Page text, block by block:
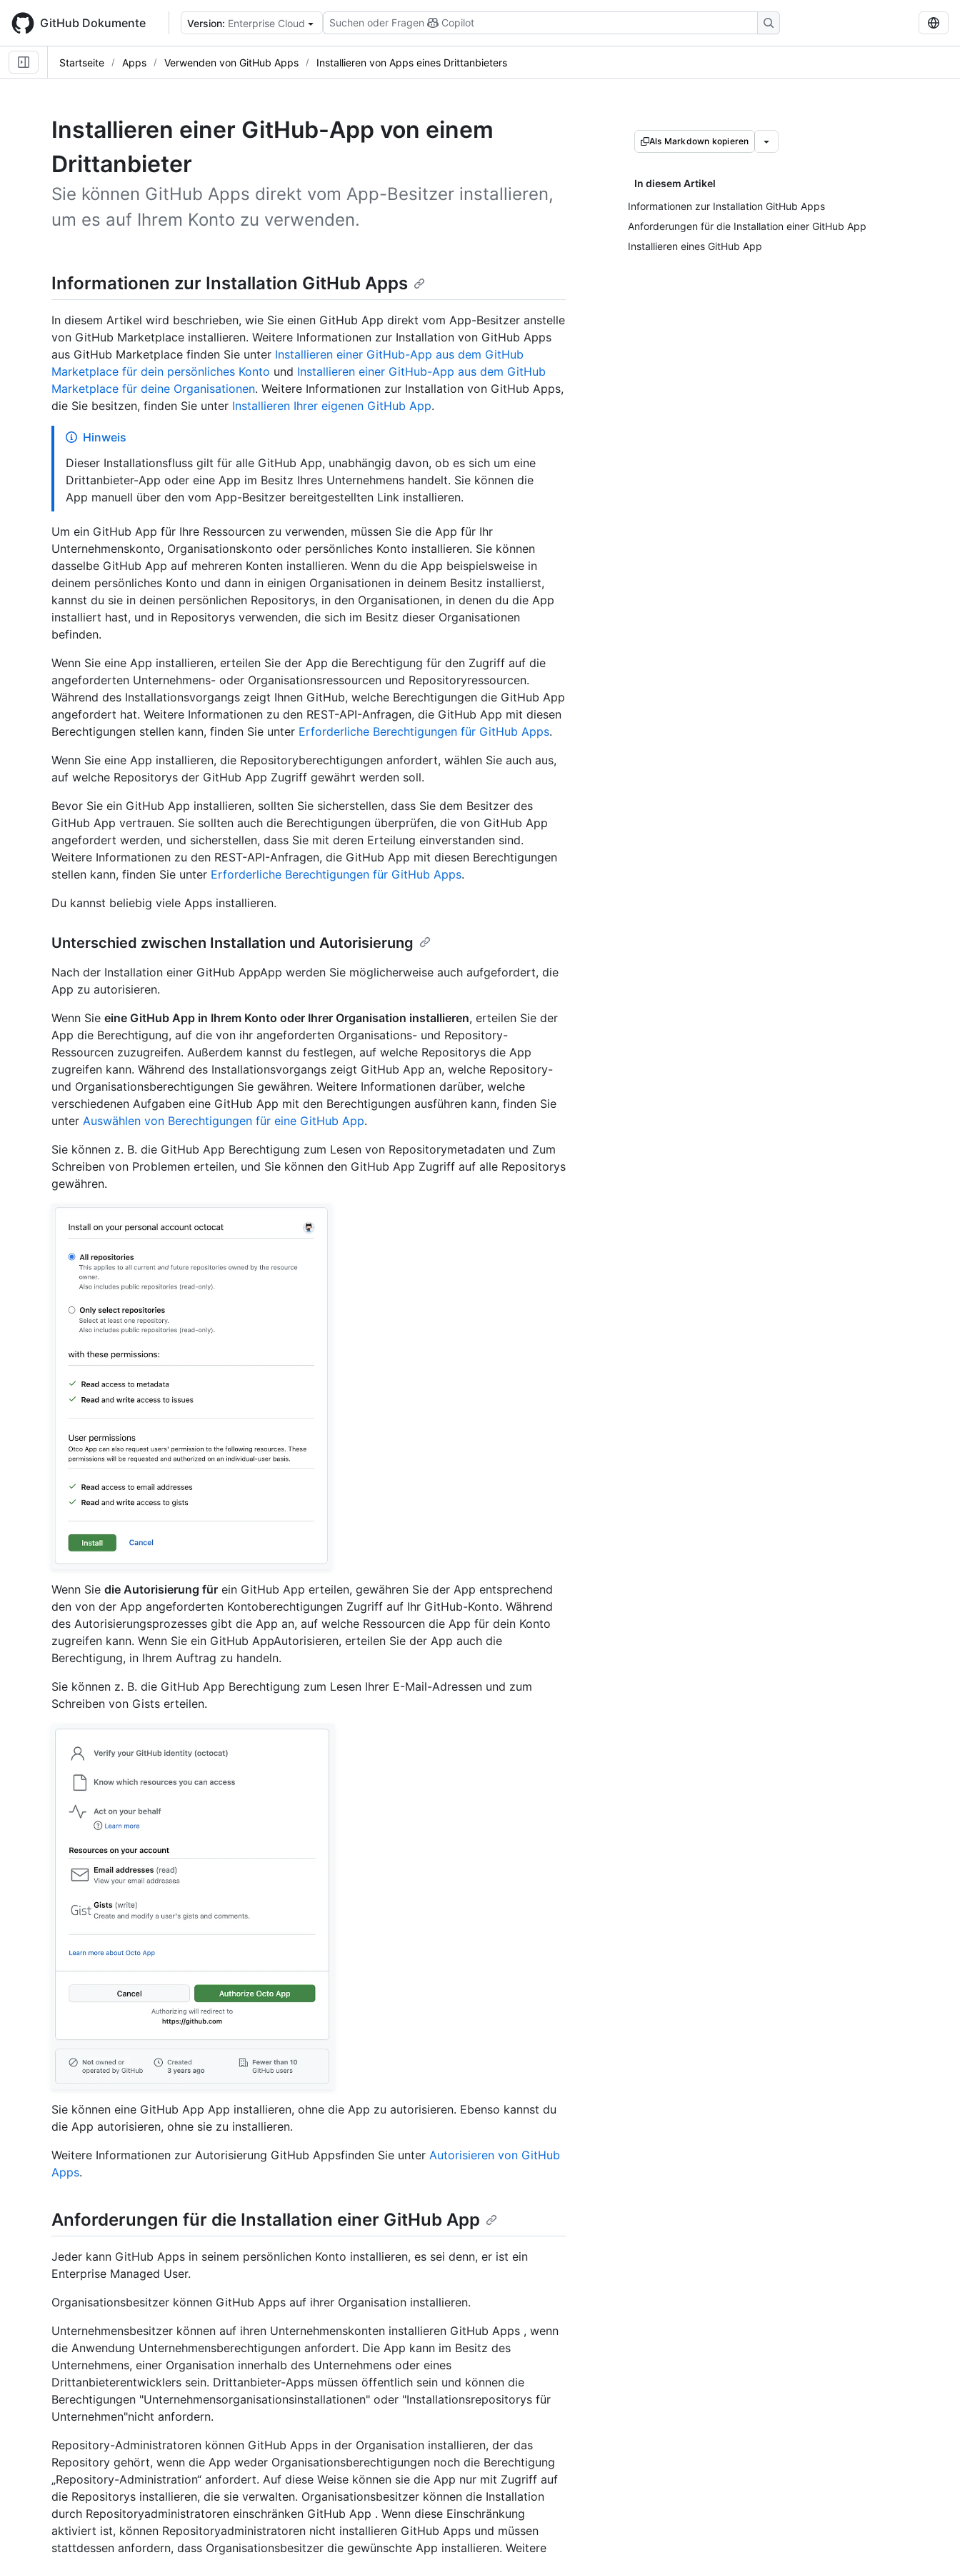
main
content
GitHub Dokumente Version: Enterprise Cloud Suchen oder Fragen Copilot
Startseite Apps Verwenden von GitHub Apps Installieren von Apps eines Drittanbieters
Installieren einer GitHub-App von einem
Drittanbieter
Sie können GitHub Apps direkt vom App-Besitzer installieren,
um es auf Ihrem Konto zu verwenden.
Als Markdown kopieren
In diesem Artikel
Informationen zur Installation GitHub Apps
Anforderungen für die Installation einer GitHub App
Installieren eines GitHub App
Informationen zur Installation GitHub Apps
In diesem Artikel wird beschrieben, wie Sie einen GitHub App direkt vom App-Besitzer anstelle
von GitHub Marketplace installieren. Weitere Informationen zur Installation von GitHub Apps
aus GitHub Marketplace finden Sie unter Installieren einer GitHub-App aus dem GitHub
Marketplace für dein persönliches Konto und Installieren einer GitHub-App aus dem GitHub
Marketplace für deine Organisationen. Weitere Informationen zur Installation von GitHub Apps,
die Sie besitzen, finden Sie unter Installieren Ihrer eigenen GitHub App.
Hinweis
Dieser Installationsfluss gilt für alle GitHub App, unabhängig davon, ob es sich um eine
Drittanbieter-App oder eine App im Besitz Ihres Unternehmens handelt. Sie können die
App manuell über den vom App-Besitzer bereitgestellten Link installieren.
Um ein GitHub App für Ihre Ressourcen zu verwenden, müssen Sie die App für Ihr
Unternehmenskonto, Organisationskonto oder persönliches Konto installieren. Sie können
dasselbe GitHub App auf mehreren Konten installieren. Wenn du die App beispielsweise in
deinem persönliches Konto und dann in einigen Organisationen in deinem Besitz installierst,
kannst du sie in deinen persönlichen Repositorys, in den Organisationen, in denen du die App
installiert hast, und in Repositorys verwenden, die sich im Besitz dieser Organisationen
befinden.
Wenn Sie eine App installieren, erteilen Sie der App die Berechtigung für den Zugriff auf die
angeforderten Unternehmens- oder Organisationsressourcen und Repositoryressourcen.
Während des Installationsvorgangs zeigt Ihnen GitHub, welche Berechtigungen die GitHub App
angefordert hat. Weitere Informationen zu den REST-API-Anfragen, die GitHub App mit diesen
Berechtigungen stellen kann, finden Sie unter Erforderliche Berechtigungen für GitHub Apps.
Wenn Sie eine App installieren, die Repositoryberechtigungen anfordert, wählen Sie auch aus,
auf welche Repositorys der GitHub App Zugriff gewährt werden soll.
Bevor Sie ein GitHub App installieren, sollten Sie sicherstellen, dass Sie dem Besitzer des
GitHub App vertrauen. Sie sollten auch die Berechtigungen überprüfen, die von GitHub App
angefordert werden, und sicherstellen, dass Sie mit deren Erteilung einverstanden sind.
Weitere Informationen zu den REST-API-Anfragen, die GitHub App mit diesen Berechtigungen
stellen kann, finden Sie unter Erforderliche Berechtigungen für GitHub Apps.
Du kannst beliebig viele Apps installieren.
Unterschied zwischen Installation und Autorisierung
Nach der Installation einer GitHub AppApp werden Sie möglicherweise auch aufgefordert, die
App zu autorisieren.
Wenn Sie eine GitHub App in Ihrem Konto oder Ihrer Organisation installieren, erteilen Sie der
App die Berechtigung, auf die von ihr angeforderten Organisations- und Repository-
Ressourcen zuzugreifen. Außerdem kannst du festlegen, auf welche Repositorys die App
zugreifen kann. Während des Installationsvorgangs zeigt GitHub App an, welche Repository-
und Organisationsberechtigungen Sie gewähren. Weitere Informationen darüber, welche
verschiedenen Aufgaben eine GitHub App mit den Berechtigungen ausführen kann, finden Sie
unter Auswählen von Berechtigungen für eine GitHub App.
Sie können z. B. die GitHub App Berechtigung zum Lesen von Repositorymetadaten und Zum
Schreiben von Problemen erteilen, und Sie können den GitHub App Zugriff auf alle Repositorys
gewähren.
Wenn Sie die Autorisierung für ein GitHub App erteilen, gewähren Sie der App entsprechend
den von der App angeforderten Kontoberechtigungen Zugriff auf Ihr GitHub-Konto. Während
des Autorisierungsprozesses gibt die App an, auf welche Ressourcen die App für dein Konto
zugreifen kann. Wenn Sie ein GitHub AppAutorisieren, erteilen Sie der App auch die
Berechtigung, in Ihrem Auftrag zu handeln.
Sie können z. B. die GitHub App Berechtigung zum Lesen Ihrer E-Mail-Adressen und zum
Schreiben von Gists erteilen.
Sie können eine GitHub App App installieren, ohne die App zu autorisieren. Ebenso kannst du
die App autorisieren, ohne sie zu installieren.
Weitere Informationen zur Autorisierung GitHub Appsfinden Sie unter Autorisieren von GitHub
Apps.
Anforderungen für die Installation einer GitHub App
Jeder kann GitHub Apps in seinem persönlichen Konto installieren, es sei denn, er ist ein
Enterprise Managed User.
Organisationsbesitzer können GitHub Apps auf ihrer Organisation installieren.
Unternehmensbesitzer können auf ihren Unternehmenskonten installieren GitHub Apps , wenn
die Anwendung Unternehmensberechtigungen anfordert. Die App kann im Besitz des
Unternehmens, einer Organisation innerhalb des Unternehmens oder eines
Drittanbieterentwicklers sein. Drittanbieter-Apps müssen öffentlich sein und können die
Berechtigungen "Unternehmensorganisationsinstallationen" oder "Installationsrepositorys für
Unternehmen"nicht anfordern.
Repository-Administratoren können GitHub Apps in der Organisation installieren, der das
Repository gehört, wenn die App weder Organisationsberechtigungen noch die Berechtigung
„Repository-Administration“ anfordert. Auf diese Weise können sie die App nur mit Zugriff auf
die Repositorys installieren, die sie verwalten. Organisationsbesitzer können die Installation
durch Repositoryadministratoren einschränken GitHub App . Wenn diese Einschränkung
aktiviert ist, können Repositoryadministratoren nicht installieren GitHub Apps und müssen
stattdessen anfordern, dass Organisationsbesitzer die gewünschte App installieren. Weitere